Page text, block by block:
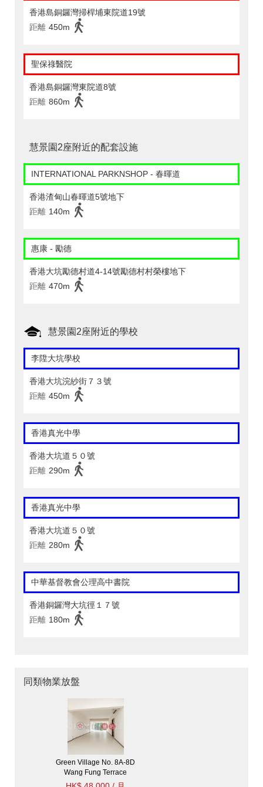
香港島銅鑼灣掃桿埔東院道19號
距離 450m
聖保祿醫院
香港島銅鑼灣東院道8號
距離 860m
慧景園2座附近的配套設施
INTERNATIONAL PARKNSHOP - 春暉道
香港渣甸山春暉道5號地下
距離 140m
惠康 - 勵德
香港大坑勵德村道4-14號勵德村村榮樓地下
距離 470m
慧景園2座附近的學校
李陞大坑學校
香港大坑浣紗街７３號
距離 450m
香港真光中學
香港大坑道５０號
距離 290m
香港真光中學
香港大坑道５０號
距離 280m
中華基督教會公理高中書院
香港銅鑼灣大坑徑１７號
距離 180m
同類物業放盤
Green Village No. 8A-8D
Wang Fung Terrace